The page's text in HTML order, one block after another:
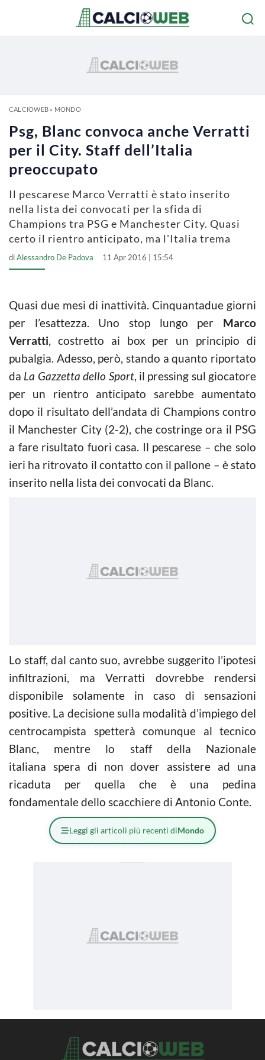
CALCIOWEB» MONDO
Psg, Blanc convoca anche Verratti
per il City. Staff dell’Italia
preoccupato
Il pescarese Marco Verratti è stato inserito
nella lista dei convocati per la sfida di
Champions tra PSG e Manchester City. Quasi
certo il rientro anticipato, ma l'Italia trema
diAlessandro De Padova 11 Apr 2016 | 15:54
Quasi due mesi di inattività. Cinquantadue giorni
per l’esattezza. Uno stop lungo per Marco
Verratti, costretto ai box per un principio di
pubalgia. Adesso, però, stando a quanto riportato
da La Gazzetta dello Sport, il pressing sul giocatore
per un rientro anticipato sarebbe aumentato
dopo il risultato dell’andata di Champions contro
il Manchester City (2-2), che costringe ora il PSG
a fare risultato fuori casa. Il pescarese – che solo
ieri ha ritrovato il contatto con il pallone – è stato
inserito nella lista dei convocati da Blanc.
Lo staff, dal canto suo, avrebbe suggerito l’ipotesi
infiltrazioni, ma Verratti dovrebbe rendersi
disponibile solamente in caso di sensazioni
positive. La decisione sulla modalità d’impiego del
centrocampista spetterà comunque al tecnico
Blanc, mentre lo staff della Nazionale
italiana spera di non dover assistere ad una
ricaduta per quella che è una pedina
fondamentale dello scacchiere di Antonio Conte.
Leggi gli articoli più recenti diMondo